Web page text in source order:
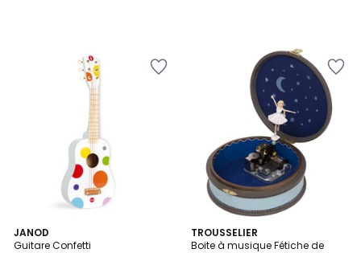
JANOD
Guitare Confetti
TROUSSELIER
Boite à musique Fétiche de